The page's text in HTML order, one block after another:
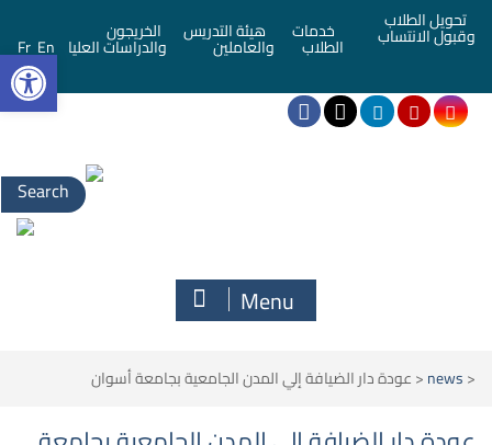
تحويل الطلاب
وقبول الانتساب خدمات
الطلاب
هيئة التدريس
والعاملين
الخريجون
والدراسات العليا En
Fr
Search
for:
Menu
<
news
<عودة دار الضيافة إلي المدن الجامعية بجامعة أسوان